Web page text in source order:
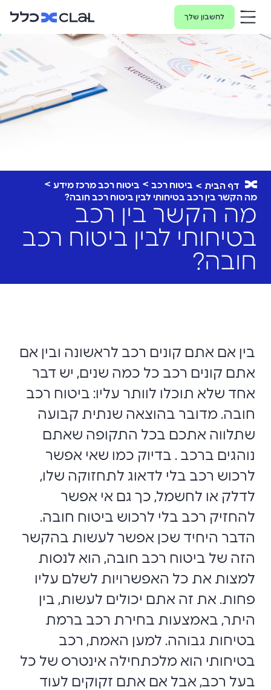
לחשבון שלך
דף הבית ביטוח רכב
ביטוח רכב מרכז מידע
מה הקשר בין רכב בטיחותי לבין ביטוח רכב חובה?
מה הקשר בין רכב
בטיחותי לבין ביטוח רכב
חובה?
בין אם אתם קונים רכב לראשונה ובין אם
אתם קונים רכב כל כמה שנים, יש דבר
אחד שלא תוכלו לוותר עליו: ביטוח רכב
חובה. מדובר בהוצאה שנתית קבועה
שתלווה אתכם בכל התקופה שאתם
נוהגים ברכב . בדיוק כמו שאי אפשר
לרכוש רכב בלי לדאוג לתחזוקה שלו,
לדלק או לחשמל, כך גם אי אפשר
להחזיק רכב בלי לרכוש ביטוח חובה.
הדבר היחיד שכן אפשר לעשות בהקשר
הזה של ביטוח רכב חובה, הוא לנסות
למצות את כל האפשרויות לשלם עליו
פחות. את זה אתם יכולים לעשות, בין
היתר, באמצעות בחירת רכב ברמת
בטיחות גבוהה. למען האמת, רכב
בטיחותי הוא מלכתחילה אינטרס של כל
בעל רכב, אבל אם אתם זקוקים לעוד